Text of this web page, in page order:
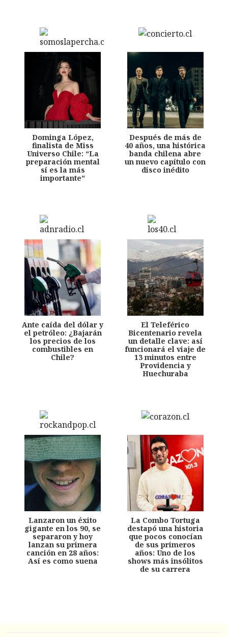
Dominga López,
finalista de Miss
Universo Chile: “La
preparación mental
sí es la más
importante”
Después de más de
40 años, una histórica
banda chilena abre
un nuevo capítulo con
disco inédito
Ante caída del dólar y
el petróleo: ¿Bajarán
los precios de los
combustibles en
Chile?
El Teleférico
Bicentenario revela
un detalle clave: así
funcionará el viaje de
13 minutos entre
Providencia y
Huechuraba
Lanzaron un éxito
gigante en los 90, se
separaron y hoy
lanzan su primera
canción en 28 años:
Así es como suena
La Combo Tortuga
destapó una historia
que pocos conocían
de sus primeros
años: Uno de los
shows más insólitos
de su carrera